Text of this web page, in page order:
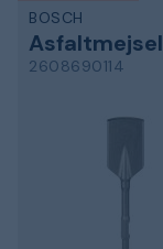
BOSCH
Asfaltmejsel
2608690114